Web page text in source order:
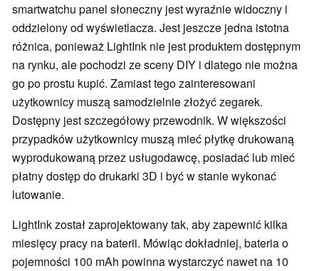
smartwatchu panel słoneczny jest wyraźnie widoczny i
oddzielony od wyświetlacza. Jest jeszcze jedna istotna
różnica, ponieważ LightInk nie jest produktem dostępnym
na rynku, ale pochodzi ze sceny DIY i dlatego nie można
go po prostu kupić. Zamiast tego zainteresowani
użytkownicy muszą samodzielnie złożyć zegarek.
Dostępny jest szczegółowy przewodnik. W większości
przypadków użytkownicy muszą mieć płytkę drukowaną
wyprodukowaną przez usługodawcę, posiadać lub mieć
płatny dostęp do drukarki 3D i być w stanie wykonać
lutowanie.
LightInk został zaprojektowany tak, aby zapewnić kilka
miesięcy pracy na baterii. Mówiąc dokładniej, bateria o
pojemności 100 mAh powinna wystarczyć nawet na 10